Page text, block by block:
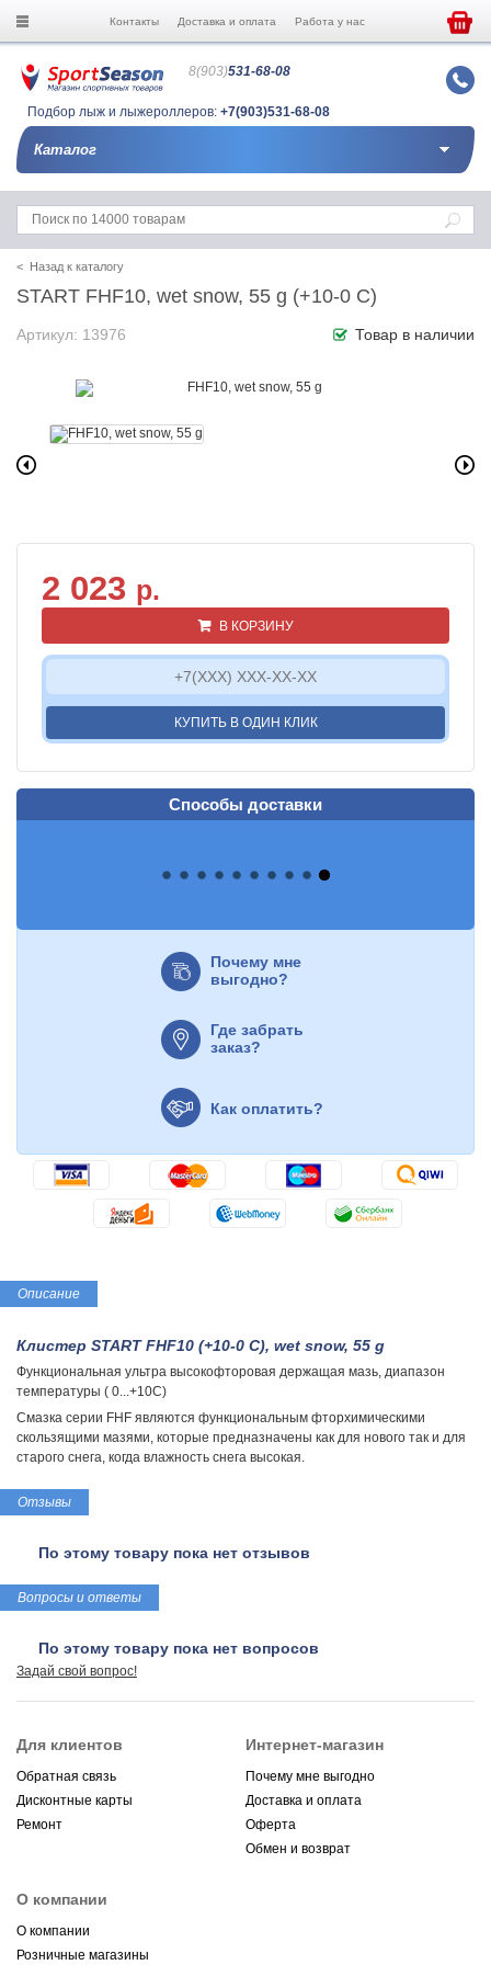
Контакты Доставка и оплата Работа у нас
8(903)531-68-08
Подбор лыж и лыжероллеров: +7(903)531-68-08
Каталог
< Назад к каталогу
START FHF10, wet snow, 55 g (+10-0 C)
Артикул: 13976 Товар в наличии
2 023 р.
В КОРЗИНУ
КУПИТЬ В ОДИН КЛИК
Способы доставки
Почему мне
выгодно?
Где забрать
заказ?
Как оплатить?
Описание
Клистер START FHF10 (+10-0 C), wet snow, 55 g
Функциональная ультра высокофторовая держащая мазь, диапазон
температуры ( 0...+10С)
Смазка серии FHF являются функциональным фторхимическими
скользящими мазями, которые прeдназначены как для нового так и для
старого снега, когда влажность снега высокая.
Отзывы
По этому товару пока нет отзывов
Вопросы и ответы
По этому товару пока нет вопросов
Задай свой вопрос!
Для клиентов
Обратная связь
Дисконтные карты
Ремонт
Интернет-магазин
Почему мне выгодно
Доставка и оплата
Оферта
Обмен и возврат
О компании
О компании
Розничные магазины